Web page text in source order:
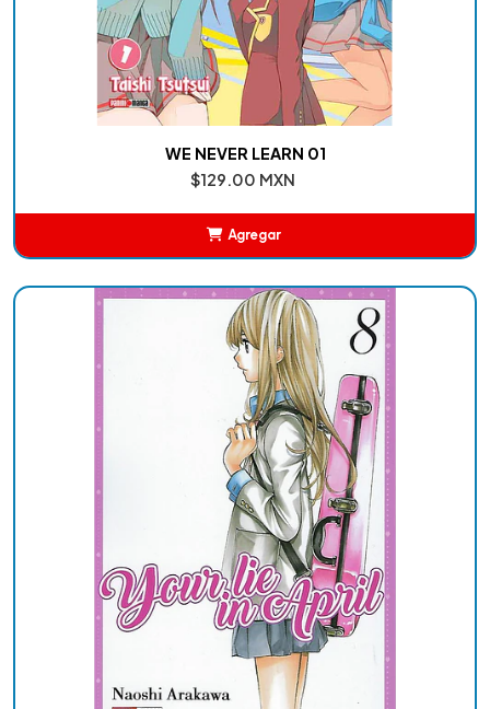
WE NEVER LEARN 01
$129.00 MXN
Agregar